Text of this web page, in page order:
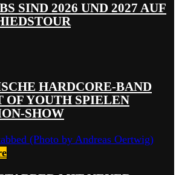
SIND 2026 UND 2027 AUF
HARDCORE-BAND
OF YOUTH SPIELEN
SHOW